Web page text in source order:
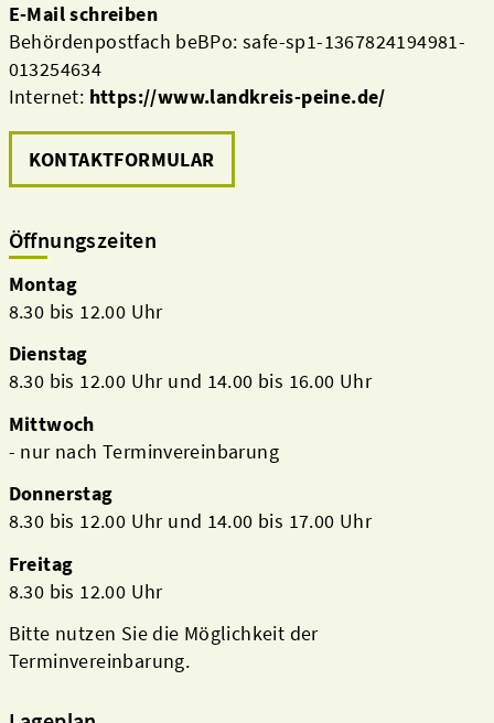
E-Mail schreiben
Behördenpostfach beBPo: safe-sp1-1367824194981-
013254634
Internet: https://www.landkreis-peine.de/
KONTAKTFORMULAR
Öffnungszeiten
Montag
8.30 bis 12.00 Uhr
Dienstag
8.30 bis 12.00 Uhr und 14.00 bis 16.00 Uhr
Mittwoch
- nur nach Terminvereinbarung
Donnerstag
8.30 bis 12.00 Uhr und 14.00 bis 17.00 Uhr
Freitag
8.30 bis 12.00 Uhr
Bitte nutzen Sie die Möglichkeit der
Terminvereinbarung.